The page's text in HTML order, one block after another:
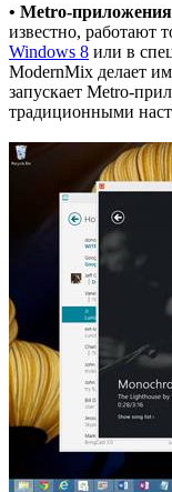
• Metro-
известно, работают
Windows 8 или в
ModernMix делает
запускает Metro-
традиционными